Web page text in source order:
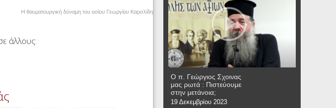
Η θαυματουργική δύναμη του οσίου Γεωργίου Καρσλίδη
άλλους:
Ο π. Γεώργιος Σχοινας
μας ρωτά : Πιστεύουμε
στην μετάνοια;
19 Δεκεμβρίου 2023